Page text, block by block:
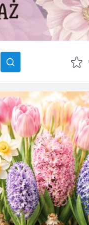
OTRZYMASZ LICZNE
podgląd statusu realizacji
podgląd historii zakupów
brak konieczności
możliwość otrzymania
POLECANE